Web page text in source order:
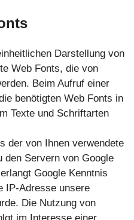
Darstellung von
Web Fonts, die von
Beim Aufruf einer
benötigten Web Fonts in
Texte und Schriftarten
der von Ihnen verwendete
den Servern von Google
Google Kenntnis
IP-Adresse unsere
Die Nutzung von